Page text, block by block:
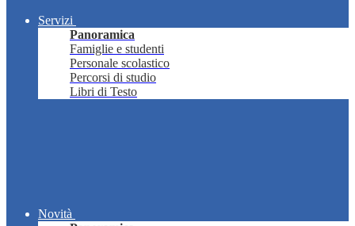
Servizi
Panoramica
Famiglie e studenti
Personale scolastico
Percorsi di studio
Libri di Testo
Novità